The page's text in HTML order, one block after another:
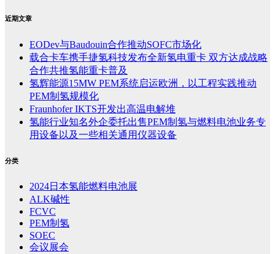
近期文章
EODev与Baudouin合作推动SOFC市场化
载合卡车携手捷氢科技发布全新氢电重卡 双方达成战略
合作共推氢能重卡普及
氢辉能源15MW PEM系统启运欧洲，以工程实践推动
PEM制氢规模化
Fraunhofer IKTS开发出高温电解堆
氢能行业知名外企委托出售PEM制氢与燃料电池业务专
用设备以及一些相关通用仪器设备
分类
2024日本氢能燃料电池展
ALK碱性
FCVC
PEM制氢
SOEC
会议展会